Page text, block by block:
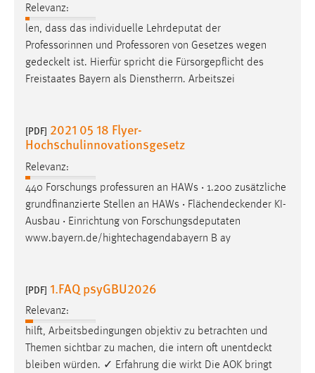
Relevanz:
len, dass das individuelle Lehrdeputat der
Professorinnen und Professoren von Gesetzes wegen
gedeckelt ist. Hierfür spricht die Fürsorgepflicht des
Freistaates Bayern als Dienstherrn. Arbeitszei
[PDF] 2021 05 18 Flyer-
Hochschulinnovationsgesetz
Relevanz:
440 Forschungs­ professuren an HAWs ‧ 1.200 zusätzliche
grundfinanzierte Stellen an HAWs ‧ Flächendeckender KI­
Ausbau ‧ Einrichtung von Forschungsdeputaten
www.bayern.de/hightech­agenda­bayern B ay
[PDF] 1.FAQ psyGBU2026
Relevanz:
hilft, Arbeitsbedingungen objektiv zu betrachten und
Themen sichtbar zu machen, die intern oft unentdeckt
bleiben würden. ✓ Erfahrung die wirkt Die AOK bringt